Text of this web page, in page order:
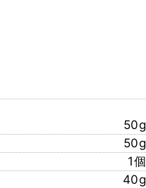
50g
50g
1個
40g